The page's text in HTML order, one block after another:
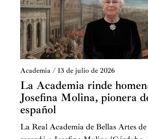
Academia / 13 de julio de 2026
La Academia rinde
Josefina Molina, pionera
español
La Real Academia de Bellas Artes